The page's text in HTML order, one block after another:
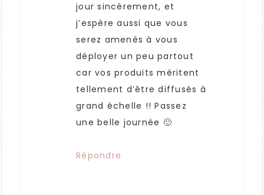
jour sincèrement, et
j’espère aussi que vous
serez amenés à vous
déployer un peu partout
car vos produits méritent
tellement d’être diffusés à
grand échelle !! Passez
une belle journée 🙂
Répondre